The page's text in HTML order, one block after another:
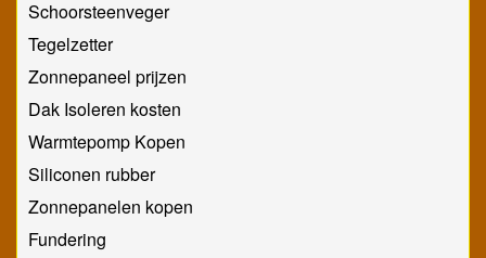
Schoorsteenveger
Tegelzetter
Zonnepaneel prijzen
Dak Isoleren kosten
Warmtepomp Kopen
Siliconen rubber
Zonnepanelen kopen
Fundering